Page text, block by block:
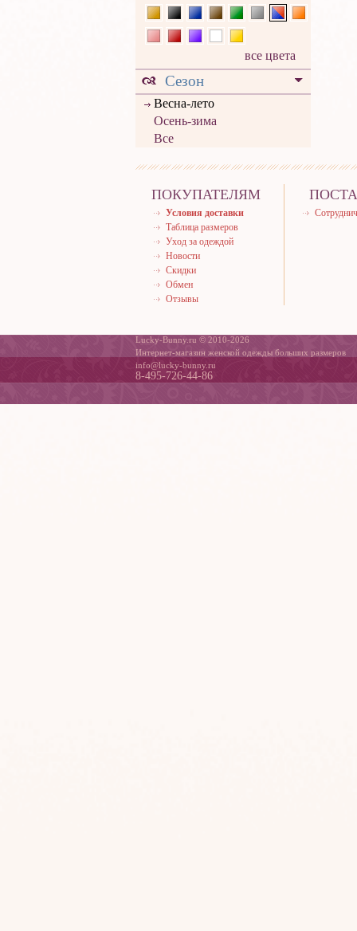
все цвета
Сезон
Весна-лето
Осень-зима
Все
ПОКУПАТЕЛЯМ
Условия доставки
Таблица размеров
Уход за одеждой
Новости
Скидки
Обмен
Отзывы
Lucky-Bunny.ru © 2010-2026
Интернет-магазин женской одежды больших размеров
info@lucky-bunny.ru
8-495-726-44-86